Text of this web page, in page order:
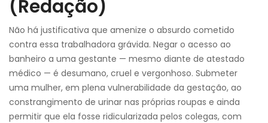
(Redação)
Não há justificativa que amenize o absurdo cometido
contra essa trabalhadora grávida. Negar o acesso ao
banheiro a uma gestante — mesmo diante de atestado
médico — é desumano, cruel e vergonhoso. Submeter
uma mulher, em plena vulnerabilidade da gestação, ao
constrangimento de urinar nas próprias roupas e ainda
permitir que ela fosse ridicularizada pelos colegas, com